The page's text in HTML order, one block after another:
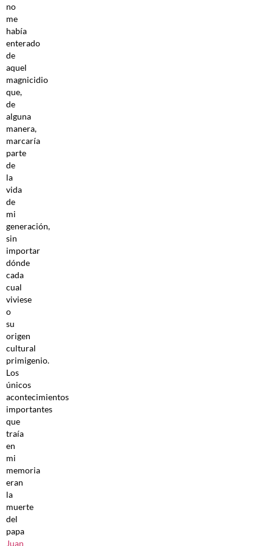
no
me
había
enterado
de
aquel
magnicidio
que,
de
alguna
manera,
marcaría
parte
de
la
vida
de
mi
generación,
sin
importar
dónde
cada
cual
viviese
o
su
origen
cultural
primigenio.
Los
únicos
acontecimientos
importantes
que
traía
en
mi
memoria
eran
la
muerte
del
papa
Juan